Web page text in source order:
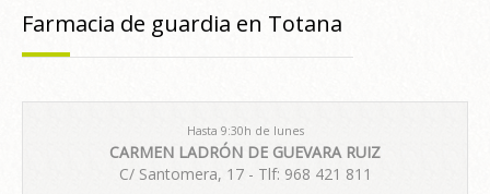
Farmacia de guardia en Totana
Hasta 9:30h de lunes
CARMEN LADRÓN DE GUEVARA RUIZ
C/ Santomera, 17 - Tlf: 968 421 811